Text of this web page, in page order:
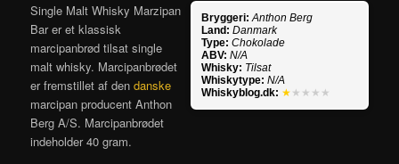
Bryggeri: Anthon Berg
Land: Danmark
Type: Chokolade
ABV: N/A
Whisky: Tilsat
Whiskytype: N/A
Whiskyblog.dk: ★ ★★★★
Single Malt Whisky Marzipan
Bar er et klassisk
marcipanbrød tilsat single
malt whisky. Marcipanbrødet
er fremstillet af dendanske
marcipan producent Anthon
Berg A/S. Marcipanbrødet
indeholder 40 gram.